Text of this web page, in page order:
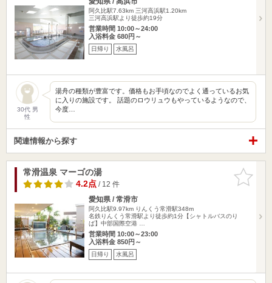
阿久比駅7.63km 三河高浜駅1.20km
三河高浜駅より徒歩約19分
営業時間 10:00～24:00
入浴料金 680円～
日帰り 水風呂
30代 男
性
湯舟の種類が豊富です。価格もお手頃なのでよく通っているお気
に入りの施設です。 話題のロウリュウもやっているようなので、
今度…
関連情報から探す
お気に入
りに追加
常滑温泉 マーゴの湯
4.2点/ 12 件
愛知県 / 常滑市
阿久比駅9.97km りんくう常滑駅348m
名鉄りんくう常滑駅より徒歩約1分【シャトルバスのり
ば】中部国際空港 …
営業時間 10:00～23:00
入浴料金 850円～
日帰り 水風呂